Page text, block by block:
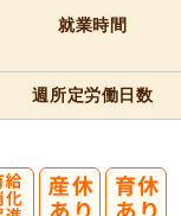
就業時間
週所定労働日数